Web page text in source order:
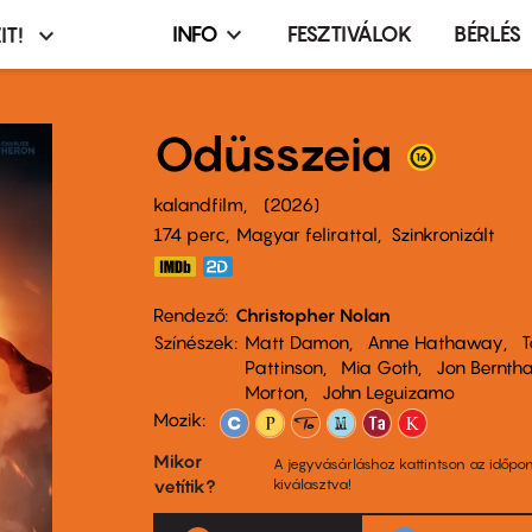
Infó,
terembérlés
menü
INFO FESZTIVÁLOK BÉRLÉS
Odüsszeia
kalandfilm
2026
174 perc,
Magyar felirattal Szinkronizált
Rendező Christopher Nolan
Színészek
Matt Damon Anne Hathaway
Pattinson
Mia Goth Jon
Morton
John Leguizamo
Mozik:
Mikor
vetítik?
A jegyvásárláshoz kattintson az
kiválasztva!